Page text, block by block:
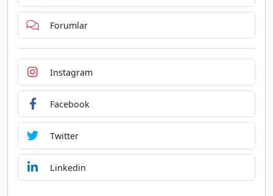
Forumlar
Instagram
Facebook
Twitter
Linkedin